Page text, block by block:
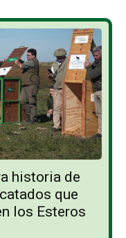
historia de
que
los Esteros